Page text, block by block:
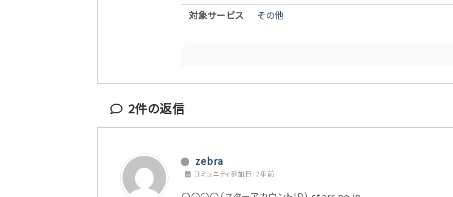
対象サービス その他
2件の返信
zebra
コミュニティ参加日: 2年前